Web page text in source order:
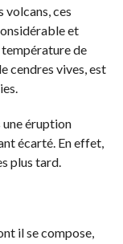
volcans, ces
et
de
cendres vives, est
une éruption
écarté. En effet,
plus tard.
il se compose,